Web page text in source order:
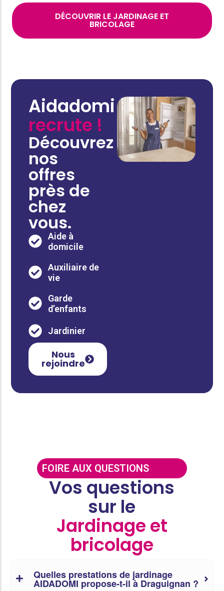
DÉCOUVRIR LE JARDINAGE ET
BRICOLAGE
Aidadomi
recrute !
Découvrez
nos
offres
près de
chez
vous.
Aide à
domicile
Auxiliaire de
vie
Garde
d’enfants
Jardinier
Nous
rejoindre
FOIRE AUX QUESTIONS
Vos questions
sur le
Jardinage et
bricolage
Quelles prestations de jardinage
AIDADOMI propose-t-il à Draguignan ?